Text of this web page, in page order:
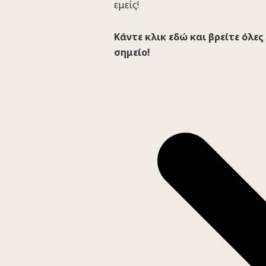
εμείς!
Κάντε κλικ εδώ και βρείτε
σημείο!